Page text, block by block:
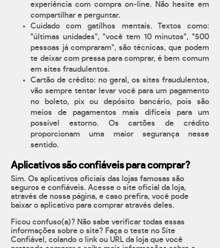
experiência com compra on-line. Não hesite em
compartilhar e perguntar.
Cuidado com gatilhos mentais. Textos como:
"últimas unidades", "você tem 10 minutos", "500
pessoas já compraram", são técnicas, que podem
te deixar com pressa para comprar, é bem comum
em sites fraudulentos.
Cartão de crédito: no geral, os sites fraudulentos,
vão sempre tentar levar você para um pagamento
no boleto, pix ou depósito bancário, pois são
meios de pagamentos mais difíceis para um
possível estorno. Os cartões de crédito
proporcionam uma maior segurança nesse
sentido.
Aplicativos são confiáveis para comprar?
Sim. Os aplicativos oficiais das lojas famosas são
seguros e confiáveis. Acesse o site oficial da loja,
através de nossa página, e caso prefira, você pode
baixar o aplicativo para comprar através deles.
Ficou confuso(a)? Não sabe verificar todas essas
informações sobre o site? Faça o teste no Site
Confiável, colando o link ou URL da loja que você